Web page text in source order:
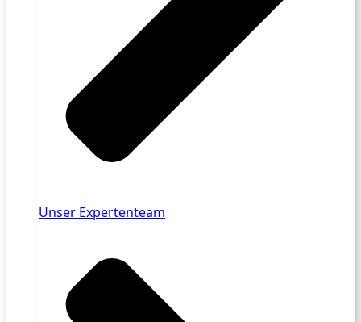
Unser Expertenteam